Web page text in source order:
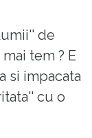
La
Discuțiile
la
Uitam
oameni
de
tem ? E
si impacata
cu o
sa ai